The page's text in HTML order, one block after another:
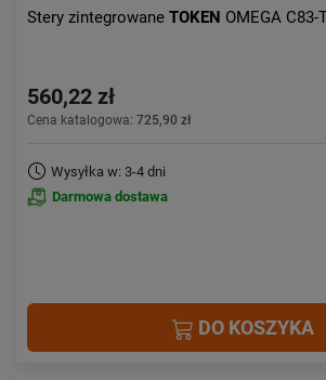
Stery zintegrowane TOKEN OMEGA C83-
560,22 zł
Cena katalogowa: 725,90 zł
Wysyłka w: 3-4 dni
Darmowa dostawa
DO KOSZYKA